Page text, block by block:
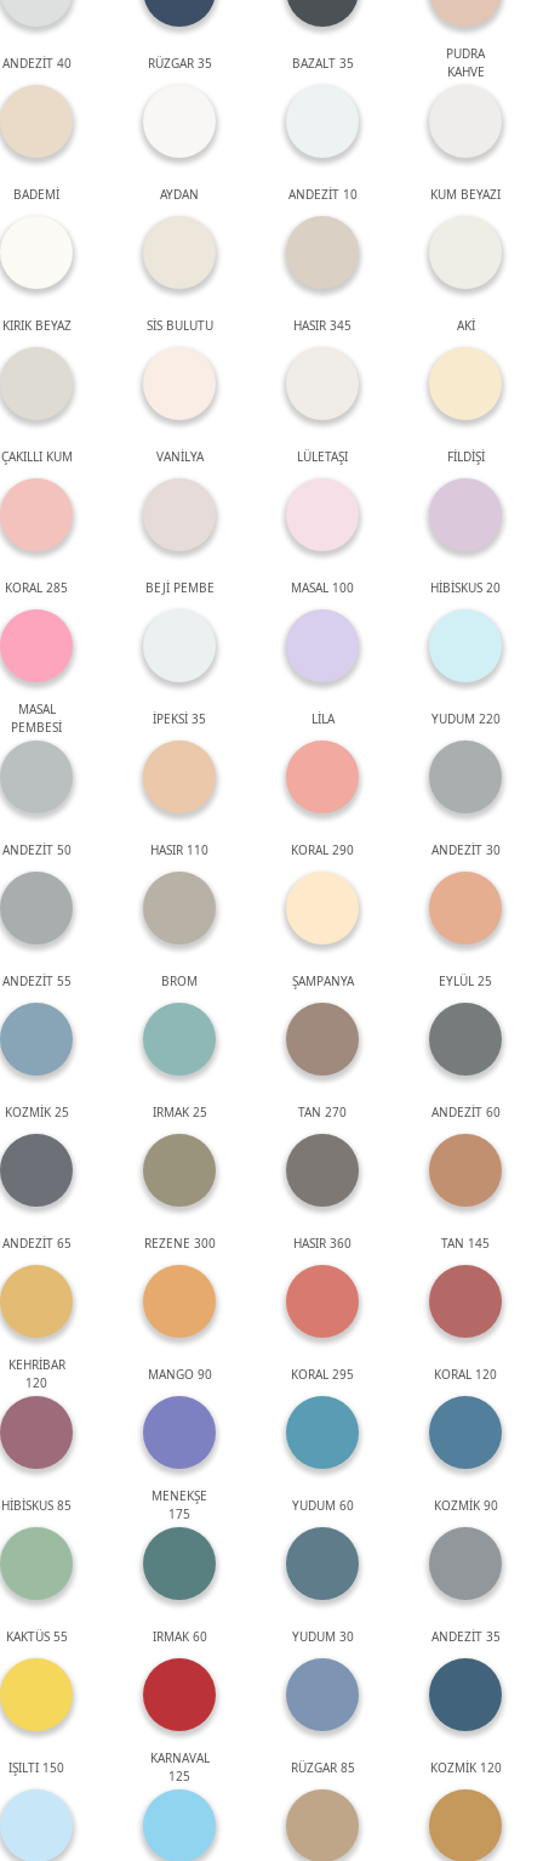
ANDEZİT 40 RÜZGAR 35 BAZALT 35
PUDRA
KAHVE
BADEMİ AYDAN ANDEZİT 10 KUM BEYAZI
KIRIK BEYAZ SİS BULUTU HASIR 345 AKİ
ÇAKILLI KUM VANİLYA LÜLETAŞI FİLDİŞİ
KORAL 285 BEJİ PEMBE MASAL 100 HİBİSKUS 20
MASAL
PEMBESİ
İPEKSİ 35 LİLA YUDUM 220
ANDEZİT 50 HASIR 110 KORAL 290 ANDEZİT 30
ANDEZİT 55 BROM ŞAMPANYA EYLÜL 25
KOZMİK 25 IRMAK 25 TAN 270 ANDEZİT 60
ANDEZİT 65 REZENE 300 HASIR 360 TAN 145
KEHRİBAR
120
MANGO 90 KORAL 295 KORAL 120
HİBİSKUS 85
MENEKŞE
175
YUDUM 60 KOZMİK 90
KAKTÜS 55 IRMAK 60 YUDUM 30 ANDEZİT 35
IŞILTI 150
KARNAVAL
125
RÜZGAR 85 KOZMİK 120